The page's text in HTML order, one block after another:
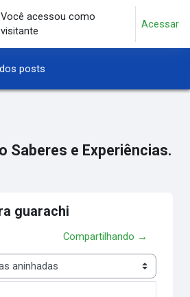
pesquisa
Você acessou como
visitante
Acessar
posts
Saberes e Experiências.
guarachi
Compartilhando →